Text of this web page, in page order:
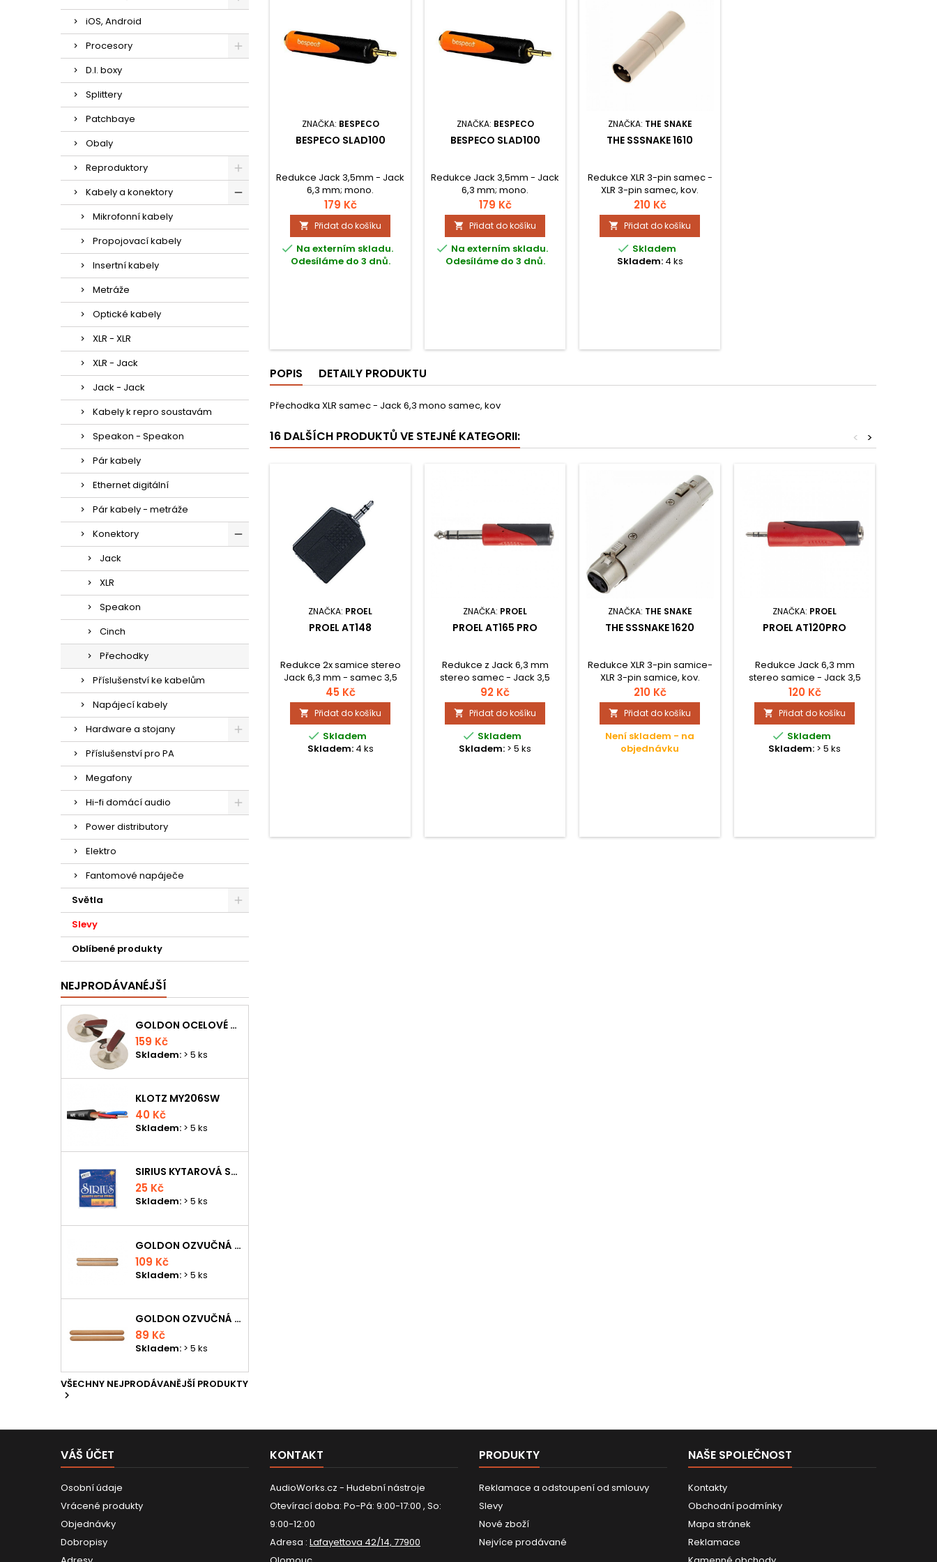
iOS, Android
Procesory
D.I. boxy
Splittery
Patchbaye
Obaly
Reproduktory
Kabely a konektory
Mikrofonní kabely
Propojovací kabely
Insertní kabely
Metráže
Optické kabely
XLR - XLR
XLR - Jack
Jack - Jack
Kabely k repro soustavám
Speakon - Speakon
Pár kabely
Ethernet digitální
Pár kabely - metráže
Konektory
Jack
XLR
Speakon
Cinch
Přechodky
Příslušenství ke kabelům
Napájecí kabely
Hardware a stojany
Příslušenství pro PA
Megafony
Hi-fi domácí audio
Power distributory
Elektro
Fantomové napáječe
Světla
Slevy
Oblíbené produkty
NEJPRODÁVANÉJŠÍ
GOLDON OCELOVÉ PRSTOVÉ ČINELKY
159 Kč
Skladem: > 5 ks
KLOTZ MY206SW
40 Kč
Skladem: > 5 ks
SIRIUS KYTAROVÁ STRUNA
25 Kč
Skladem: > 5 ks
GOLDON OZVUČNÁ DŘÍVKA 18 X 200MM
109 Kč
Skladem: > 5 ks
GOLDON OZVUČNÁ DŘÍVKA 15 X 150MM
89 Kč
Skladem: > 5 ks
VŠECHNY NEJPRODÁVANĚJŠÍ PRODUKTY

ZNAČKA: BESPECO
BESPECO SLAD100
Redukce Jack 3,5mm - Jack
6,3 mm; mono.
179 Kč
 Přidat do košíku
 Na externím skladu.
Odesíláme do 3 dnů.
ZNAČKA: BESPECO
BESPECO SLAD100
Redukce Jack 3,5mm - Jack
6,3 mm; mono.
179 Kč
 Přidat do košíku
 Na externím skladu.
Odesíláme do 3 dnů.
ZNAČKA: THE SNAKE
THE SSSNAKE 1610
Redukce XLR 3-pin samec -
XLR 3-pin samec, kov.
210 Kč
 Přidat do košíku
 Skladem
Skladem: 4 ks
POPIS DETAILY PRODUKTU
Přechodka XLR samec - Jack 6,3 mono samec, kov
16 DALŠÍCH PRODUKTŮ VE STEJNÉ KATEGORII: >
<
ZNAČKA: PROEL
PROEL AT148
Redukce 2x samice stereo
Jack 6,3 mm - samec 3,5
mm stereo Jack
45 Kč
 Přidat do košíku
 Skladem
Skladem: 4 ks
ZNAČKA: PROEL
PROEL AT165 PRO
Redukce z Jack 6,3 mm
stereo samec - Jack 3,5
mm stereo samice.
92 Kč
 Přidat do košíku
 Skladem
Skladem: > 5 ks
ZNAČKA: THE SNAKE
THE SSSNAKE 1620
Redukce XLR 3-pin samice-
XLR 3-pin samice, kov.
210 Kč
 Přidat do košíku
Není skladem - na
objednávku
ZNAČKA: PROEL
PROEL AT120PRO
Redukce Jack 6,3 mm
stereo samice - Jack 3,5
mm stereo samec.
120 Kč
 Přidat do košíku
 Skladem
Skladem: > 5 ks
VÁŠ ÚČET
Osobní údaje
Vrácené produkty
Objednávky
Dobropisy
KONTAKT
AudioWorks.cz - Hudební nástroje
Otevírací doba: Po-Pá: 9:00-17:00 , So:
9:00-12:00
Adresa : Lafayettova 42/14, 77900
PRODUKTY
Reklamace a odstoupení od smlouvy
Slevy
Nové zboží
Nejvíce prodávané
NAŠE SPOLEČNOST
Kontakty
Obchodní podmínky
Mapa stránek
Reklamace